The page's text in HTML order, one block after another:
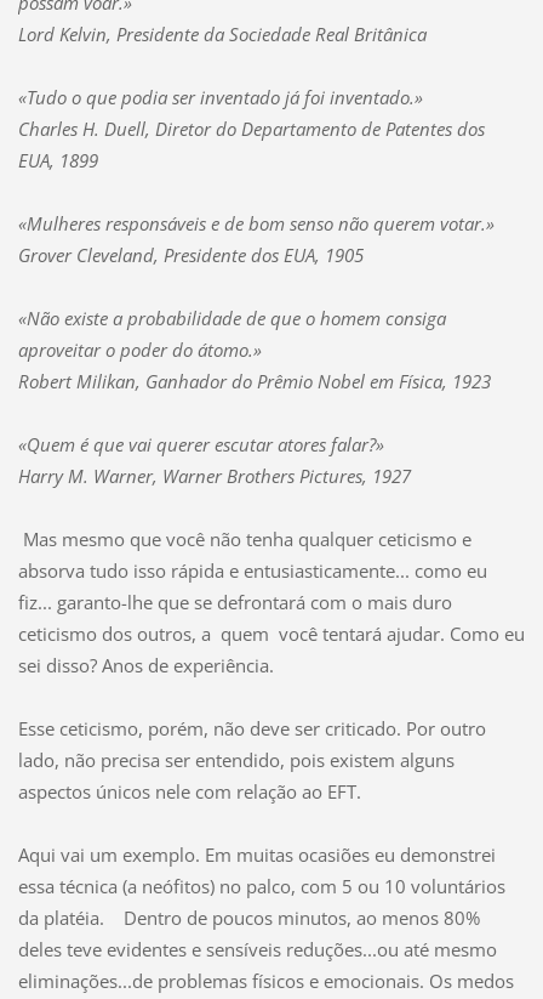
Lord Kelvin, Presidente da Sociedade Real Britânica
«Tudo o que podia ser inventado já foi inventado.»
Charles H. Duell, Diretor do Departamento de Patentes dos
EUA, 1899
«Mulheres responsáveis e de bom senso não querem votar.»
Grover Cleveland, Presidente dos EUA, 1905
«Não existe a probabilidade de que o homem consiga
aproveitar o poder do átomo.»
Robert Milikan, Ganhador do Prêmio Nobel em Física, 1923
«Quem é que vai querer escutar atores falar?»
Harry M. Warner, Warner Brothers Pictures, 1927
Mas mesmo que você não tenha qualquer ceticismo e
absorva tudo isso rápida e entusiasticamente... como eu
fiz... garanto-lhe que se defrontará com o mais duro
ceticismo dos outros, a quem você tentará ajudar. Como eu
sei disso? Anos de experiência.
Esse ceticismo, porém, não deve ser criticado. Por outro
lado, não precisa ser entendido, pois existem alguns
aspectos únicos nele com relação ao EFT.
Aqui vai um exemplo. Em muitas ocasiões eu demonstrei
essa técnica (a neófitos) no palco, com 5 ou 10 voluntários
da platéia. Dentro de poucos minutos, ao menos 80%
deles teve evidentes e sensíveis reduções...ou até mesmo
eliminações...de problemas físicos e emocionais. Os medos